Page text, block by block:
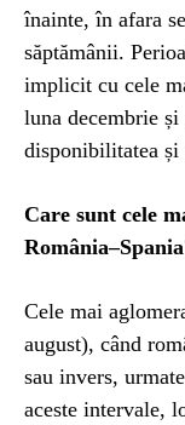
înainte, în afara
săptămânii.
implicit cu cele
luna decembrie
disponibilitatea și
Care sunt cele
Cele mai
august), când
sau invers,
aceste intervale,